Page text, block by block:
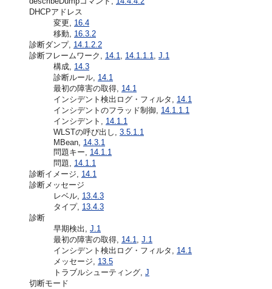
DHCPアドレス
変更, 16.4
移動, 16.3.2
診断ダンプ, 14.1.2.2
診断フレームワーク, 14.1, 14.1.1.1, J.1
構成, 14.3
診断ルール, 14.1
最初の障害の取得, 14.1
インシデント検出ログ・フィルタ, 14.1
インシデントのフラッド制御, 14.1.1.1
インシデント, 14.1.1
WLSTの呼び出し, 3.5.1.1
MBean, 14.3.1
問題キー, 14.1.1
問題, 14.1.1
診断イメージ, 14.1
診断メッセージ
レベル, 13.4.3
タイプ, 13.4.3
診断
早期検出, J.1
最初の障害の取得, 14.1, J.1
インシデント検出ログ・フィルタ, 14.1
メッセージ, 13.5
トラブルシューティング, J
切断モード